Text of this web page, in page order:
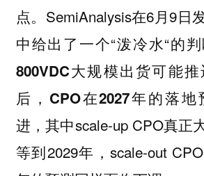
点。SemiAnalysis在6月9日
中给出了一个“泼冷水“的判
800VDC大规模出货可能推
后，CPO在2027年的落
进 ，其中scale-up CPO真正
等到2029年，scale-out